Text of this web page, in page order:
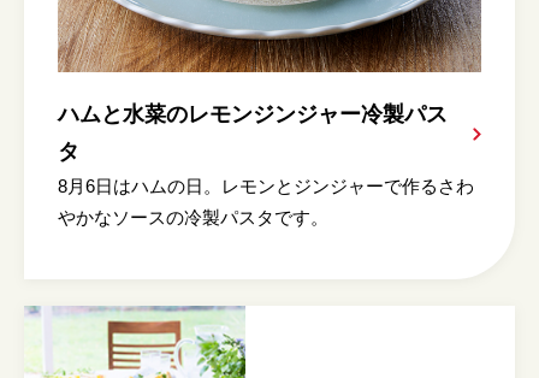
ハムと水菜のレモンジンジャー冷製パス
タ
8月6日はハムの日。レモンとジンジャーで作るさわ
やかなソースの冷製パスタです。